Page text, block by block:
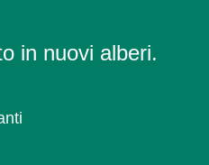
in nuovi alberi.